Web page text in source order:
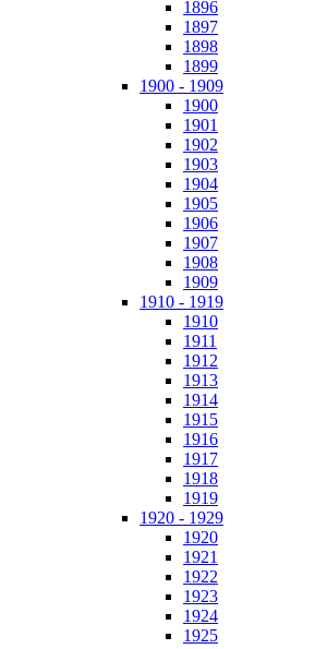
1896
1897
1898
1899
1900 - 1909
1900
1901
1902
1903
1904
1905
1906
1907
1908
1909
1910 - 1919
1910
1911
1912
1913
1914
1915
1916
1917
1918
1919
1920 - 1929
1920
1921
1922
1923
1924
1925